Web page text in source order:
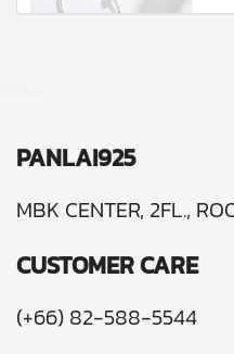
PANLAI925
MBK CENTER, 2FL.,
CUSTOMER CARE
(+66) 82-588-5544